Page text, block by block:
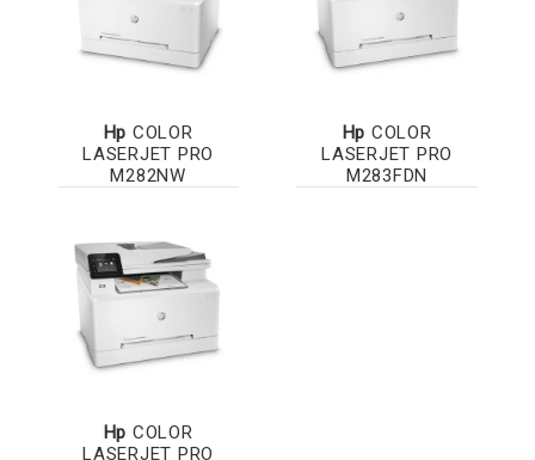
Hp COLOR
LASERJET PRO
M282NW
Hp COLOR
LASERJET PRO
M283FDN
Hp COLOR
LASERJET PRO